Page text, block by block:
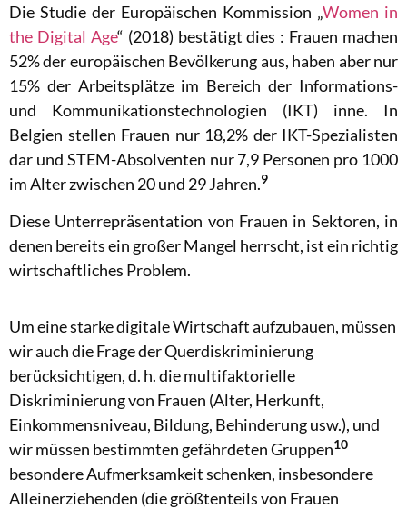
Die Studie der Europäischen Kommission „Women in
the Digital Age“ (2018) bestätigt dies : Frauen machen
52% der europäischen Bevölkerung aus, haben aber nur
15% der Arbeitsplätze im Bereich der Informations-
und Kommunikationstechnologien (IKT) inne. In
Belgien stellen Frauen nur 18,2% der IKT-Spezialisten
dar und STEM-Absolventen nur 7,9 Personen pro 1000
im Alter zwischen 20 und 29 Jahren.9
Diese Unterrepräsentation von Frauen in Sektoren, in
denen bereits ein großer Mangel herrscht, ist ein richtig
wirtschaftliches Problem.
Um eine starke digitale Wirtschaft aufzubauen, müssen
wir auch die Frage der Querdiskriminierung
berücksichtigen, d. h. die multifaktorielle
Diskriminierung von Frauen (Alter, Herkunft,
Einkommensniveau, Bildung, Behinderung usw.), und
wir müssen bestimmten gefährdeten Gruppen10
besondere Aufmerksamkeit schenken, insbesondere
Alleinerziehenden (die größtenteils von Frauen